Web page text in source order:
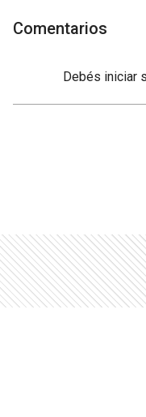
Comentarios
Debés iniciar